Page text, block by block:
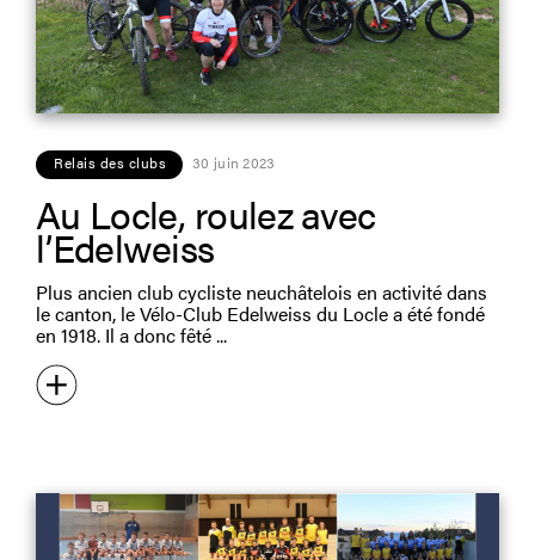
Relais des clubs 30 juin 2023
Au Locle, roulez avec
l’Edelweiss
Plus ancien club cycliste neuchâtelois en activité dans
le canton, le Vélo-Club Edelweiss du Locle a été fondé
en 1918. Il a donc fêté